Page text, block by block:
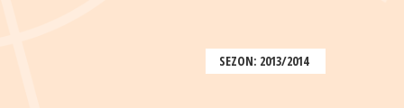
SEZON: 2013/2014